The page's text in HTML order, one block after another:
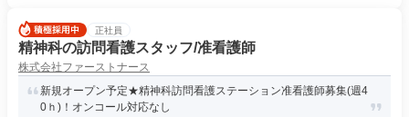
正社員
精神科の訪問看護スタッフ/准看護師
株式会社ファーストナース
新規オープン予定★精神科訪問看護ステーション准看護師募集(週4
0ｈ)！オンコール対応なし